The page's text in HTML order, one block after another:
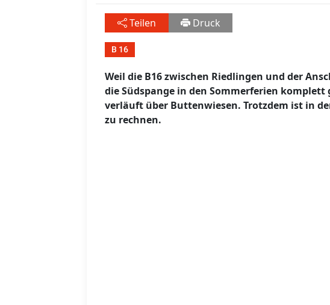
Teilen Druck
B 16
Weil die B16 zwischen Riedlingen und der
die Südspange in den Sommerferien
verläuft über Buttenwiesen. Trotzdem ist in
zu rechnen.